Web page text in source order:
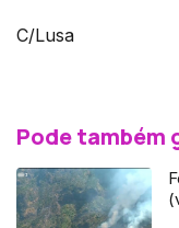
C/Lusa
Pode também